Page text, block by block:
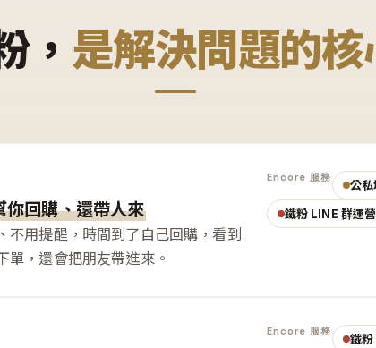
， 是解決問題的
你回購、還帶人來
不用提醒，時間到了自己回購，看到
單，還會把朋友帶進來。
Encore 服務
公
鐵粉 LINE 群運營
Encore 服務
鐵